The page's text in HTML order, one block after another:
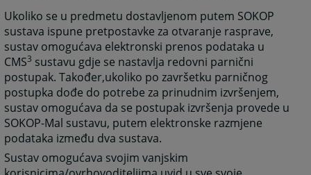
Ukoliko se u predmetu dostavljenom putem SOKOP
sustava ispune pretpostavke za otvaranje rasprave,
sustav omogućava elektronski prenos podataka u
CMS3 sustavu gdje se nastavlja redovni parnični
postupak. Također,ukoliko po završetku parničnog
postupka dođe do potrebe za prinudnim izvršenjem,
sustav omogućava da se postupak izvršenja provede u
SOKOP-Mal sustavu, putem elektronske razmjene
podataka između dva sustava.
Sustav omogućava svojim vanjskim